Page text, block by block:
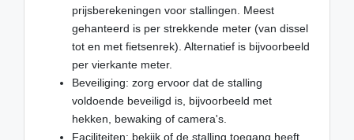
prijsberekeningen voor stallingen. Meest
gehanteerd is per strekkende meter (van dissel
tot en met fietsenrek). Alternatief is bijvoorbeeld
per vierkante meter.
Beveiliging: zorg ervoor dat de stalling
voldoende beveiligd is, bijvoorbeeld met
hekken, bewaking of camera's.
Faciliteiten: bekijk of de stalling toegang heeft